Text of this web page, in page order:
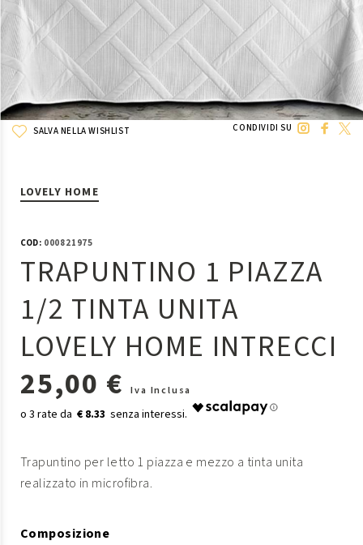
SALVA NELLA WISHLIST CONDIVIDI SU
LOVELY HOME
COD:000821975
TRAPUNTINO 1 PIAZZA
1/2 TINTA UNITA
LOVELY HOME INTRECCI
25,00 €
Iva Inclusa
€ 8.33
Trapuntino per letto 1 piazza e mezzo a tinta unita
realizzato in microfibra.
Composizione